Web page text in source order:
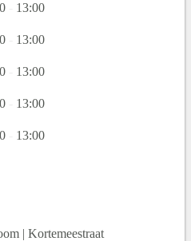
13:00
13:00
13:00
13:00
13:00
| Kortemeestraat